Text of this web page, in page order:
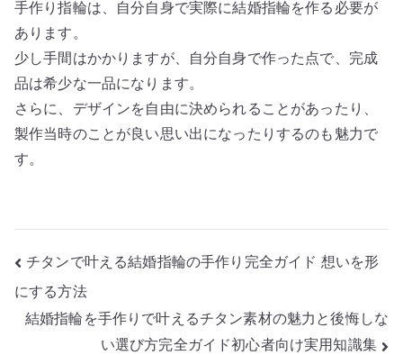
手作り指輪は、自分自身で実際に結婚指輪を作る必要が
あります。
少し手間はかかりますが、自分自身で作った点で、完成
品は希少な一品になります。
さらに、デザインを自由に決められることがあったり、
製作当時のことが良い思い出になったりするのも魅力で
す。
投
稿
ナ
ビ
チタンで叶える結婚指輪の手作り完全ガイド 想いを形
にする方法
結婚指輪を手作りで叶えるチタン素材の魅力と後悔しな
い選び方完全ガイド初心者向け実用知識集